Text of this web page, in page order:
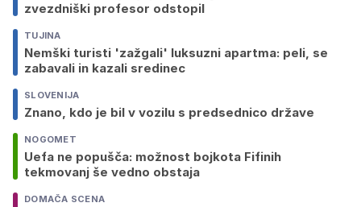
zvezdniški profesor odstopil
TUJINA
Nemški turisti 'zažgali' luksuzni apartma: peli, se
zabavali in kazali sredinec
SLOVENIJA
Znano, kdo je bil v vozilu s predsednico države
NOGOMET
Uefa ne popušča: možnost bojkota Fifinih
tekmovanj še vedno obstaja
DOMAČA SCENA